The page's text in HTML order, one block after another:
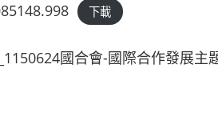
下載
國合會-國際合作發展主